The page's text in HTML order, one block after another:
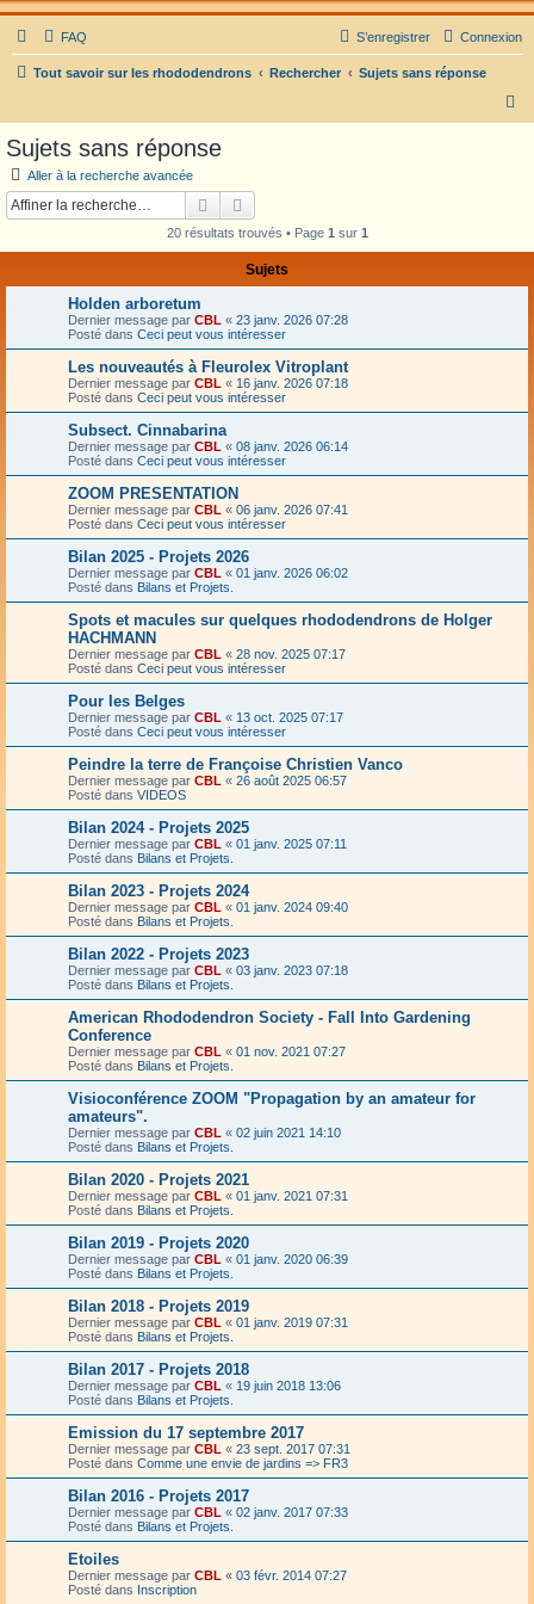
FAQ Connexion
S’enregistrer
Tout savoir sur les rhododendrons Rechercher
Sujets sans réponse
Sujets sans réponse
Aller à la recherche avancée
Rechercher
20 résultats trouvés • Page 1 sur 1
Sujets
Holden arboretum
Dernier message par CBL « 23 janv. 2026 07:28
Posté dans Ceci peut vous intéresser
Les nouveautés à Fleurolex Vitroplant
Dernier message par CBL « 16 janv. 2026 07:18
Posté dans Ceci peut vous intéresser
Subsect. Cinnabarina
Dernier message par CBL « 08 janv. 2026 06:14
Posté dans Ceci peut vous intéresser
ZOOM PRESENTATION
Dernier message par CBL « 06 janv. 2026 07:41
Posté dans Ceci peut vous intéresser
Bilan 2025 - Projets 2026
Dernier message par CBL « 01 janv. 2026 06:02
Posté dans Bilans et Projets.
Spots et macules sur quelques rhododendrons de Holger
HACHMANN
Dernier message par CBL « 28 nov. 2025 07:17
Posté dans Ceci peut vous intéresser
Pour les Belges
Dernier message par CBL « 13 oct. 2025 07:17
Posté dans Ceci peut vous intéresser
Peindre la terre de Françoise Christien Vanco
Dernier message par CBL « 26 août 2025 06:57
Posté dans VIDEOS
Bilan 2024 - Projets 2025
Dernier message par CBL « 01 janv. 2025 07:11
Posté dans Bilans et Projets.
Bilan 2023 - Projets 2024
Dernier message par CBL « 01 janv. 2024 09:40
Posté dans Bilans et Projets.
Bilan 2022 - Projets 2023
Dernier message par CBL « 03 janv. 2023 07:18
Posté dans Bilans et Projets.
American Rhododendron Society - Fall Into Gardening
Conference
Dernier message par CBL « 01 nov. 2021 07:27
Posté dans Bilans et Projets.
Visioconférence ZOOM "Propagation by an amateur for
amateurs".
Dernier message par CBL « 02 juin 2021 14:10
Posté dans Bilans et Projets.
Bilan 2020 - Projets 2021
Dernier message par CBL « 01 janv. 2021 07:31
Posté dans Bilans et Projets.
Bilan 2019 - Projets 2020
Dernier message par CBL « 01 janv. 2020 06:39
Posté dans Bilans et Projets.
Bilan 2018 - Projets 2019
Dernier message par CBL « 01 janv. 2019 07:31
Posté dans Bilans et Projets.
Bilan 2017 - Projets 2018
Dernier message par CBL « 19 juin 2018 13:06
Posté dans Bilans et Projets.
Emission du 17 septembre 2017
Dernier message par CBL « 23 sept. 2017 07:31
Posté dans Comme une envie de jardins => FR3
Bilan 2016 - Projets 2017
Dernier message par CBL « 02 janv. 2017 07:33
Posté dans Bilans et Projets.
Etoiles
Dernier message par CBL « 03 févr. 2014 07:27
Posté dans Inscription